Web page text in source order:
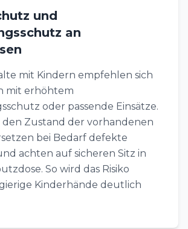
und
an
mit Kindern empfehlen sich
mit erhöhtem
oder passende Einsätze.
Zustand der vorhandenen
bei Bedarf defekte
achten auf sicheren Sitz in
So wird das Risiko
Kinderhände deutlich